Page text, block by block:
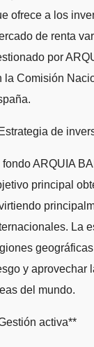
ofrece a los
de renta
por
la Comisión
de
fondo ARQUIA
principal
La
y aprovechar
del mundo.
activa**